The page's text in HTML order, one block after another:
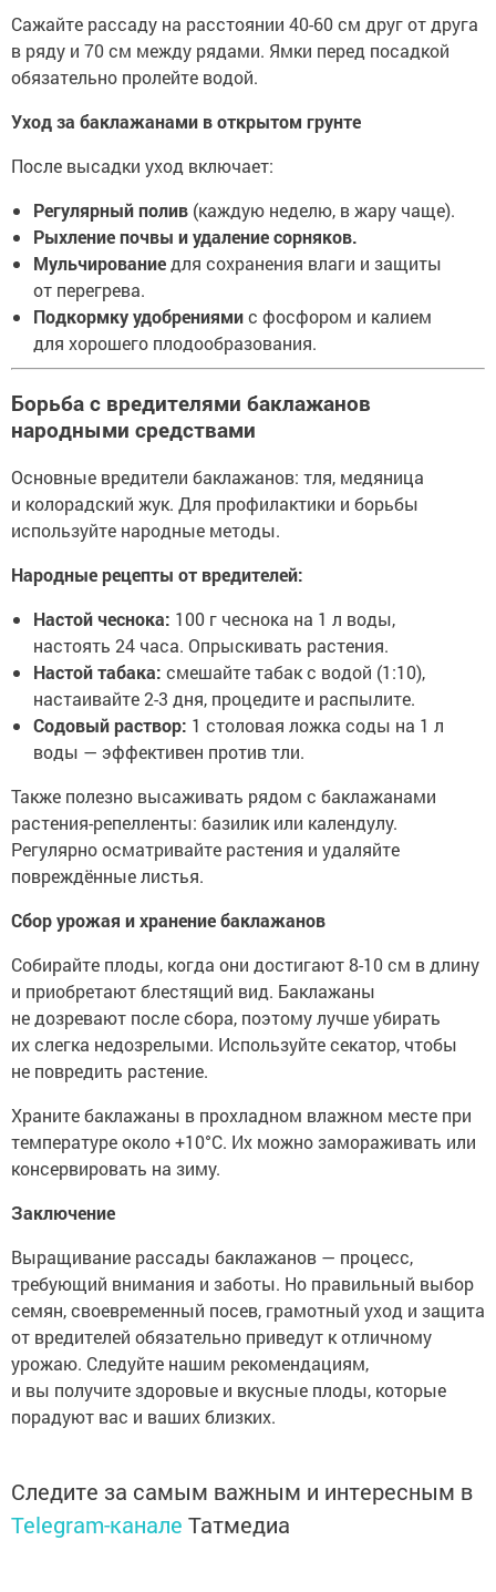
Сажайте рассаду на расстоянии 40-60 см друг от друга
в ряду и 70 см между рядами. Ямки перед посадкой
обязательно пролейте водой.
Уход за баклажанами в открытом грунте
После высадки уход включает:
Регулярный полив (каждую неделю, в жару чаще).
Рыхление почвы и удаление сорняков.
Мульчированиедля сохранения влаги и защиты
от перегрева.
Подкормку удобрениямис фосфором и калием
для хорошего плодообразования.
Борьба с вредителями баклажанов
народными средствами
Основные вредители баклажанов: тля, медяница
и колорадский жук. Для профилактики и борьбы
используйте народные методы.
Народные рецепты от вредителей:
Настой чеснока: 100 г чеснока на 1 л воды,
настоять 24 часа. Опрыскивать растения.
Настой табака: смешайте табак с водой (1:10),
настаивайте 2-3 дня, процедите и распылите.
Содовый раствор: 1 столовая ложка соды на 1 л
воды — эффективен против тли.
Также полезно высаживать рядом с баклажанами
растения-репелленты: базилик или календулу.
Регулярно осматривайте растения и удаляйте
повреждённые листья.
Сбор урожая и хранение баклажанов
Собирайте плоды, когда они достигают 8-10 см в длину
и приобретают блестящий вид. Баклажаны
не дозревают после сбора, поэтому лучше убирать
их слегка недозрелыми. Используйте секатор, чтобы
не повредить растение.
Храните баклажаны в прохладном влажном месте при
температуре около +10°C. Их можно замораживать или
консервировать на зиму.
Заключение
Выращивание рассады баклажанов — процесс,
требующий внимания и заботы. Но правильный выбор
семян, своевременный посев, грамотный уход и защита
от вредителей обязательно приведут к отличному
урожаю. Следуйте нашим рекомендациям,
и вы получите здоровые и вкусные плоды, которые
порадуют вас и ваших близких.
Следите за самым важным и интересным в
Telegram-канале Татмедиа